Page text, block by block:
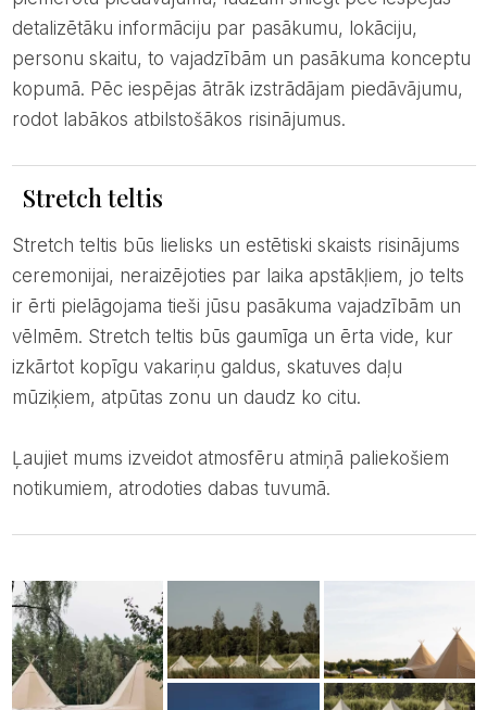
detalizētāku informāciju par pasākumu, lokāciju,
personu skaitu, to vajadzībām un pasākuma konceptu
kopumā. Pēc iespējas ātrāk izstrādājam piedāvājumu,
rodot labākos atbilstošākos risinājumus.
Stretch teltis
Stretch teltis būs lielisks un estētiski skaists risinājums
ceremonijai, neraizējoties par laika apstākļiem, jo telts
ir ērti pielāgojama tieši jūsu pasākuma vajadzībām un
vēlmēm. Stretch teltis būs gaumīga un ērta vide, kur
izkārtot kopīgu vakariņu galdus, skatuves daļu
mūziķiem, atpūtas zonu un daudz ko citu.
Ļaujiet mums izveidot atmosfēru atmiņā paliekošiem
notikumiem, atrodoties dabas tuvumā.